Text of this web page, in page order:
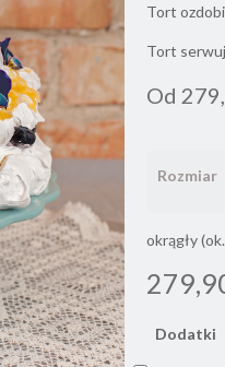
Tort
Tort
Od
Rozmiar
okrągły
Dodatki